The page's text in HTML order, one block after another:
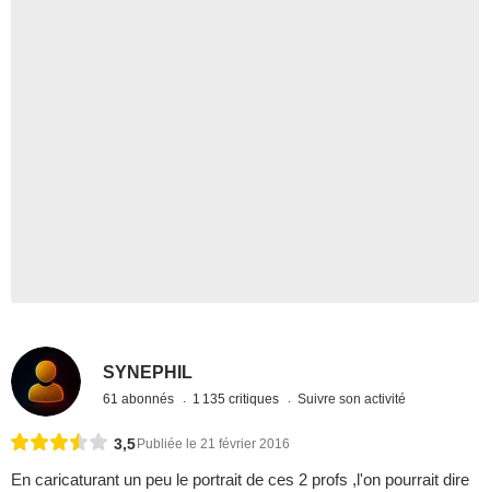
SYNEPHIL
61 abonnés 1 135 critiques Suivre son activité
3,5 Publiée le 21 février 2016
En caricaturant un peu le portrait de ces 2 profs ,l'on pourrait dire